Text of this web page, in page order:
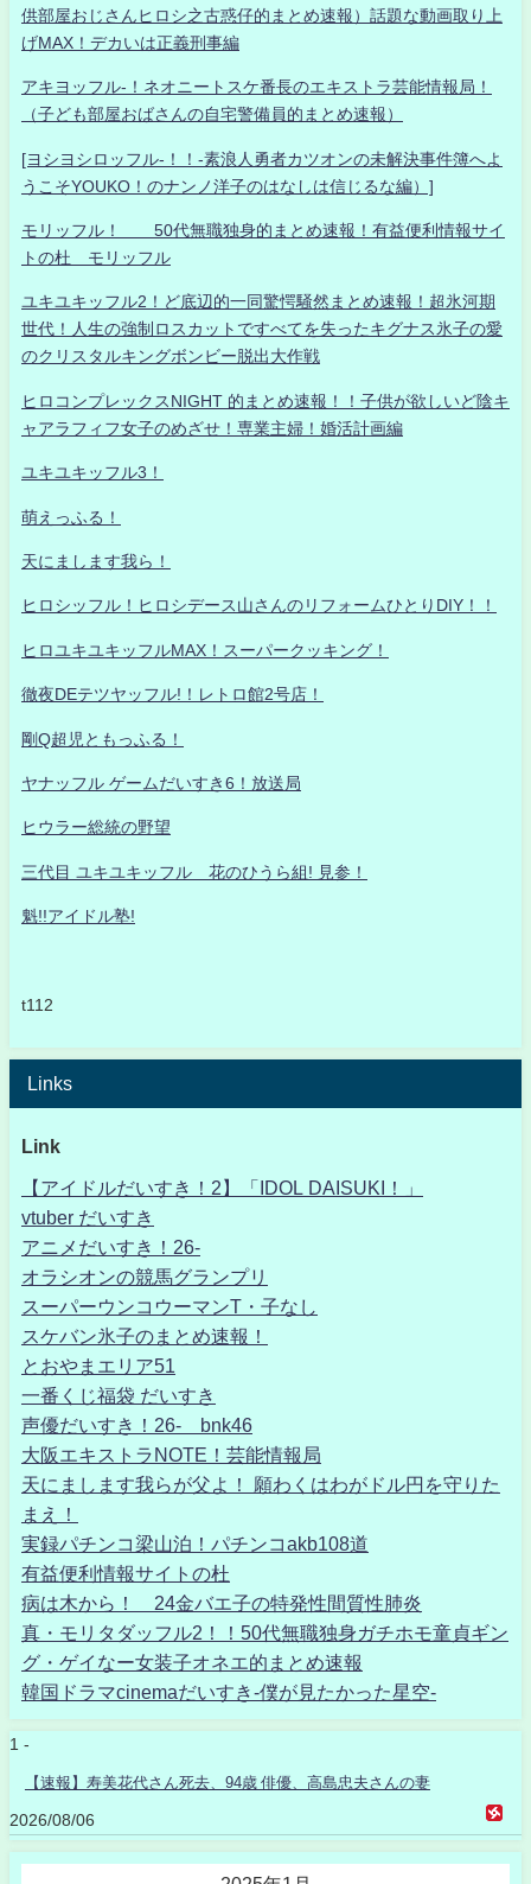
供部屋おじさんヒロシ之古惑仔的まとめ速報）話題な動画取り上
げMAX！デカいは正義刑事編
アキヨッフル-！ネオニートスケ番長のエキストラ芸能情報局！
（子ども部屋おばさんの自宅警備員的まとめ速報）
[ヨシヨシロッフル-！！-素浪人勇者カツオンの未解決事件簿へよ
うこそYOUKO！のナンノ洋子のはなしは信じるな編）]
モリッフル！ 50代無職独身的まとめ速報！有益便利情報サイ
トの杜 モリッフル
ユキユキッフル2！ど底辺的一同驚愕騒然まとめ速報！超氷河期
世代！人生の強制ロスカットですべてを失ったキグナス氷子の愛
のクリスタルキングボンビー脱出大作戦
ヒロコンプレックスNIGHT 的まとめ速報！！子供が欲しいど陰キ
ャアラフィフ女子のめざせ！専業主婦！婚活計画編
ユキユキッフル3！
萌えっふる！
天にまします我ら！
ヒロシッフル！ヒロシデース山さんのリフォームひとりDIY！！
ヒロユキユキッフルMAX！スーパークッキング！
徹夜DEテツヤッフル!！レトロ館2号店！
剛Q超児ともっふる！
ヤナッフル ゲームだいすき6！放送局
ヒウラー総統の野望
三代目 ユキユキッフル 花のひうら組! 見参！
魁!!アイドル塾!
t112
Links
Link
【アイドルだいすき！2】「IDOL DAISUKI！」
vtuber だいすき
アニメだいすき！26-
オラシオンの競馬グランプリ
スーパーウンコウーマンT・子なし
スケバン氷子のまとめ速報！
とおやまエリア51
一番くじ福袋 だいすき
声優だいすき！26- bnk46
大阪エキストラNOTE！芸能情報局
天にまします我らが父よ！ 願わくはわがドル円を守りた
まえ！
実録パチンコ梁山泊！パチンコakb108道
有益便利情報サイトの杜
病は木から！ 24金バエ子の特発性間質性肺炎
真・モリタダッフル2！！50代無職独身ガチホモ童貞ギン
グ・ゲイなー女装子オネエ的まとめ速報
韓国ドラマcinemaだいすき-僕が見たかった星空-
1 -
【速報】寿美花代さん死去、94歳 俳優、高島忠夫さんの妻
2026/08/06